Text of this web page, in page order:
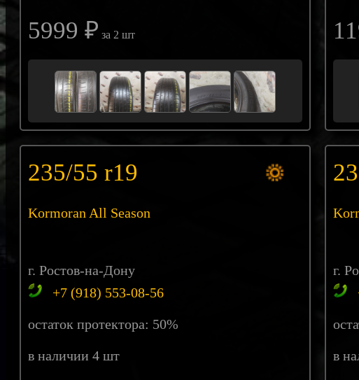
5999 ₽ за 2 шт
235/55 r19
Kormoran All Season
г. Ростов-на-Дону
+7 (918) 553-08-56
остаток протектора: 50%
в наличии 4 шт
г.
в